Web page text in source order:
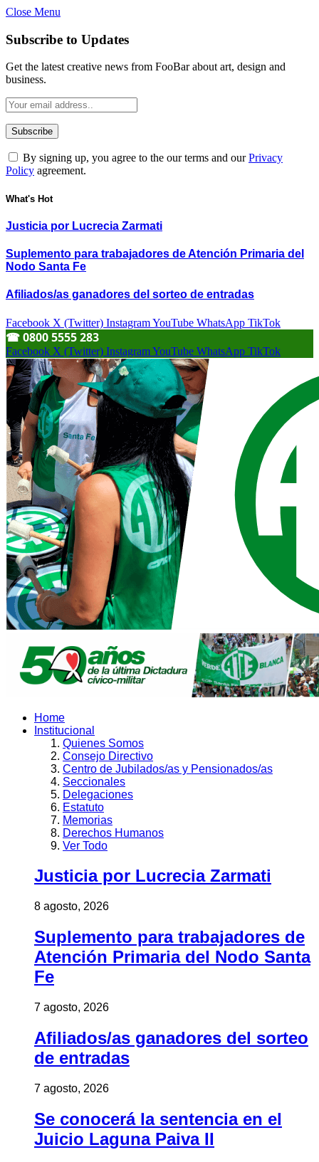
Close Menu
Subscribe to Updates
Get the latest creative news from FooBar about art, design and
business.
By signing up, you agree to the our terms and ourPrivacy
Policy agreement.
What's Hot
Justicia por Lucrecia Zarmati
Suplemento para trabajadores de Atención Primaria del
Nodo Santa Fe
Afiliados/as ganadores del sorteo de entradas
Facebook X (Twitter) InstagramYouTube WhatsApp TikTok
☎︎ 0800 5555 283
Facebook X (Twitter) InstagramYouTube WhatsApp TikTok
Home
Institucional
Quienes Somos
Consejo Directivo
Centro de Jubilados/as y Pensionados/as
Seccionales
Delegaciones
Estatuto
Memorias
Derechos Humanos
Ver Todo
Justicia por Lucrecia Zarmati
8 agosto, 2026
Suplemento para trabajadores de
Atención Primaria del Nodo Santa
Fe
7 agosto, 2026
Afiliados/as ganadores del sorteo
de entradas
7 agosto, 2026
Se conocerá la sentencia en el
Juicio Laguna Paiva II